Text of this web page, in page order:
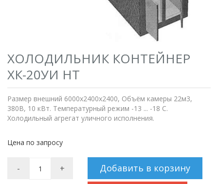
ХОЛОДИЛЬНИК КОНТЕЙНЕР
ХК-20УИ НТ
Размер внешний 6000х2400х2400, Объём камеры 22м3,
380В, 10 кВт. Температурный режим -13 ... -18 С.
Холодильный агрегат уличного исполнения.
Цена по запросу
- + Добавить в корзину